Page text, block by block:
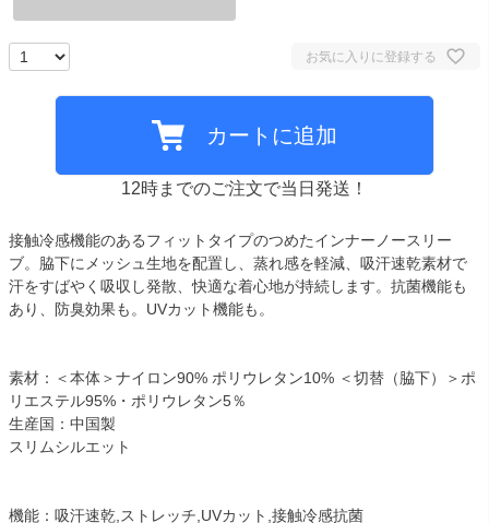
お気に入りに登録する
カートに追加
12時までのご注文で当日発送！
接触冷感機能のあるフィットタイプのつめたインナーノースリー
ブ。脇下にメッシュ生地を配置し、蒸れ感を軽減、吸汗速乾素材で
汗をすばやく吸収し発散、快適な着心地が持続します。抗菌機能も
あり、防臭効果も。UVカット機能も。
素材：＜本体＞ナイロン90% ポリウレタン10% ＜切替（脇下）＞ポ
リエステル95%・ポリウレタン5％
生産国：中国製
スリムシルエット
機能：吸汗速乾,ストレッチ,UVカット,接触冷感抗菌